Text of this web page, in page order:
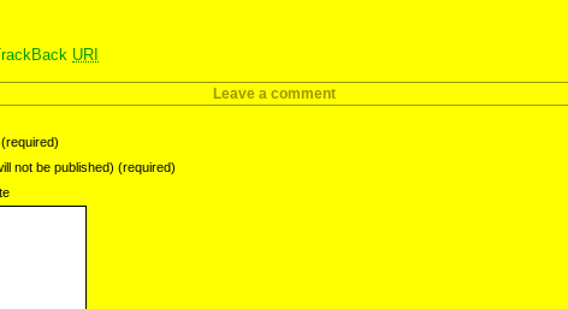
URI
Leave a comment
not be published) (required)